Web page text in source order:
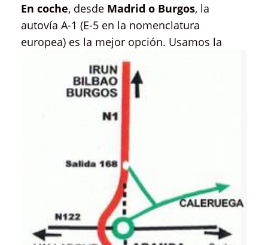
En coche, desde Madrid o Burgos, la
autovía A-1 (E-5 en la nomenclatura
europea) es la mejor opción. Usamos la